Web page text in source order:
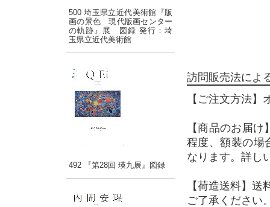
500 埼玉県立近代美術館『版
画の景色 現代版画センター
の軌跡』展 図録 発行：埼
玉県立近代美術館
492 『第28回 瑛九展』図録
訪問販売法によ
【ご注文方法
【商品のお届
程度、額装の場
なります。詳し
【荷造送料】
ご了承ください